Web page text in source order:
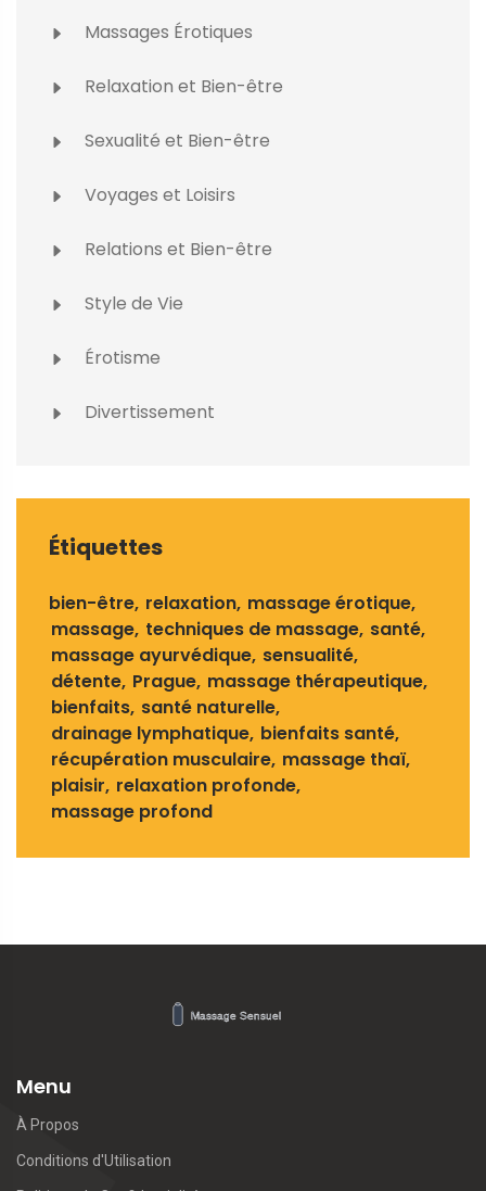
Massages Érotiques
Relaxation et Bien-être
Sexualité et Bien-être
Voyages et Loisirs
Relations et Bien-être
Style de Vie
Érotisme
Divertissement
Étiquettes
bien-être relaxation massage érotique
massage techniques de massage santé
massage ayurvédique sensualité
détente Prague massage thérapeutique
bienfaits santé naturelle
drainage lymphatique bienfaits santé
récupération musculaire massage thaï
plaisir relaxation profonde
massage profond
Menu
À Propos
Conditions d'Utilisation